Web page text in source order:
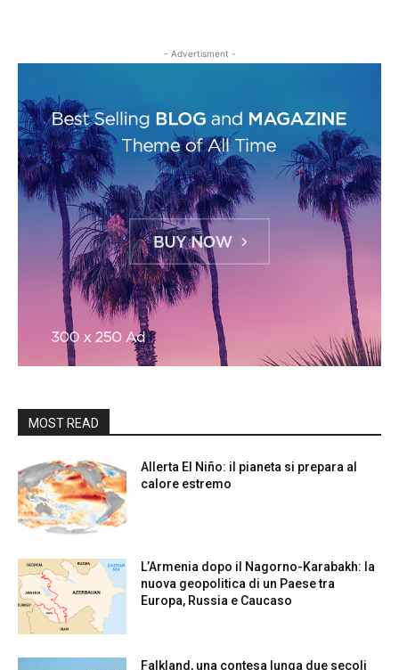
- Advertisment -
MOST READ
Allerta El Niño: il pianeta si prepara al
calore estremo
L’Armenia dopo il Nagorno-Karabakh: la
nuova geopolitica di un Paese tra
Europa, Russia e Caucaso
Falkland, una contesa lunga due secoli